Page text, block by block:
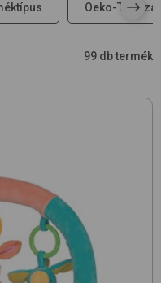
Oeko-Tex
99 db termék